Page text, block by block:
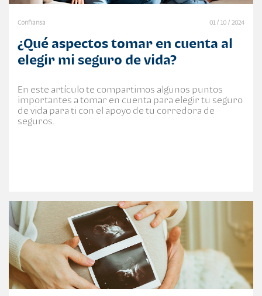
Confiansa 01 / 10 / 2024
¿Qué aspectos tomar en cuenta al
elegir mi seguro de vida?
En este artículo te compartimos algunos puntos
importantes a tomar en cuenta para elegir tu seguro
de vida para ti con el apoyo de tu corredora de
seguros.